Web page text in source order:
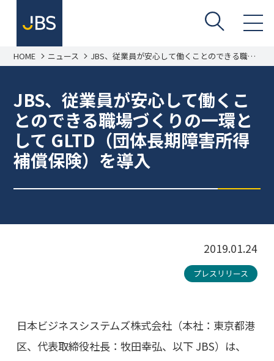
HOME ニュース JBS、従業員が安心して働くことのできる職場
づくりの一環として GLTD（団体長期障害所得
JBS、従業員が安心して働くこ
とのできる職場づくりの一環と
して GLTD（団体長期障害所得
補償保険）を導入
2019.01.24
プレスリリース
日本ビジネスシステムズ株式会社（本社：東京都港
区、代表取締役社長：牧田幸弘、以下 JBS）は、